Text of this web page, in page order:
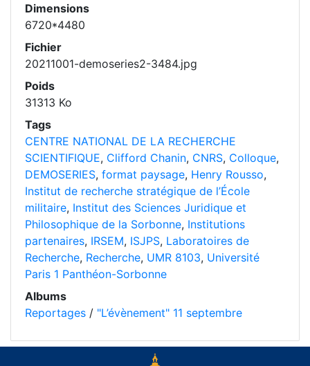
Dimensions
6720*4480
Fichier
20211001-demoseries2-3484.jpg
Poids
31313 Ko
Tags
CENTRE NATIONAL DE LA RECHERCHE
SCIENTIFIQUE, Clifford Chanin, CNRS, Colloque,
DEMOSERIES, format paysage, Henry Rousso,
Institut de recherche stratégique de l’École
militaire, Institut des Sciences Juridique et
Philosophique de la Sorbonne, Institutions
partenaires, IRSEM, ISJPS, Laboratoires de
Recherche, Recherche, UMR 8103, Université
Paris 1 Panthéon-Sorbonne
Albums
Reportages / "L’évènement" 11 septembre